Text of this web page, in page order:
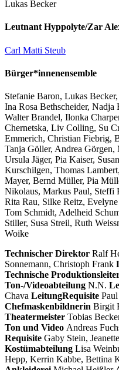
Lukas Becker
Leutnant Hyppolyte/Zar
Carl Matti Steub
Bürger*innenensemble
Stefanie Baron, Lukas
Ina Rosa Bethscheider,
Walter Brandel, Ilonka
Chernetska, Liv Colling, Su
Emmerich, Christian Fiebrig,
Tanja Göller, Andrea
Ursula Jäger, Pia Kaiser,
Kurschilgen, Thomas
Mayer, Bernd Müller, Pia
Nikolaus, Markus Paul, Steffi
Rita Rau, Silke Reitz,
Tom Schmidt, Adelheid
Stiller, Susa Streil, Ruth
Woike
Technischer Direktor Ralf
Sonnemann, Christoph Frank
Technische
Ton-/Videoabteilung N.N.
Chava LeitungRequisite
Chefmaskenbildnerin Birgit
Theatermeister Tobias
Ton und Video Andreas
Requisite Gaby Stein,
Kostümabteilung Lisa
Hepp, Kerrin Kabbe, Bettina